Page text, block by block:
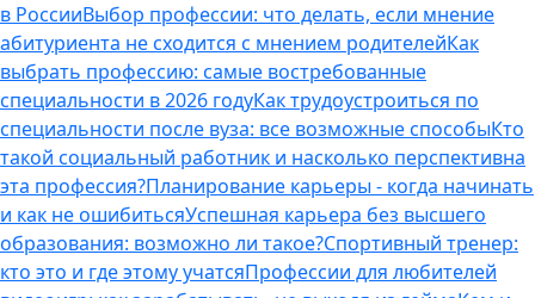
в РоссииВыбор профессии: что делать, если мнение
абитуриента не сходится с мнением родителейКак
выбрать профессию: самые востребованные
специальности в 2026 годуКак трудоустроиться по
специальности после вуза: все возможные способыКто
такой социальный работник и насколько перспективна
эта профессия?Планирование карьеры - когда начинать
и как не ошибитьсяУспешная карьера без высшего
образования: возможно ли такое?Спортивный тренер:
кто это и где этому учатсяПрофессии для любителей